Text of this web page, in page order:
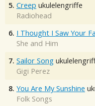
5. Creep ukulelengriffe
Radiohead
6. I Thought I Saw Your
She and Him
7. Sailor Song
Gigi Perez
8. You Are My Sunshine
Folk Songs